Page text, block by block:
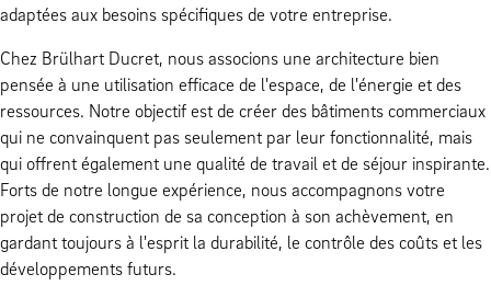
adaptées aux besoins spécifiques de votre entreprise.
Chez Brülhart Ducret, nous associons une architecture bien
pensée à une utilisation efficace de l'espace, de l'énergie et des
ressources. Notre objectif est de créer des bâtiments commerciaux
qui ne convainquent pas seulement par leur fonctionnalité, mais
qui offrent également une qualité de travail et de séjour inspirante.
Forts de notre longue expérience, nous accompagnons votre
projet de construction de sa conception à son achèvement, en
gardant toujours à l'esprit la durabilité, le contrôle des coûts et les
développements futurs.